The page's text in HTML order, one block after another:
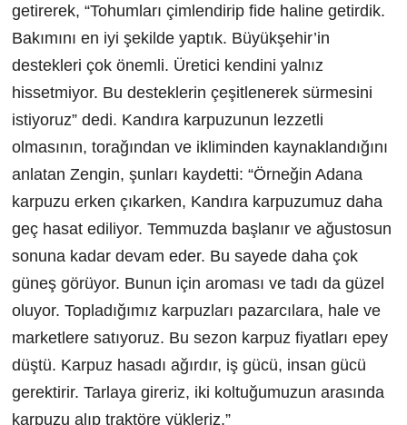
getirerek, “Tohumları çimlendirip fide haline getirdik.
Bakımını en iyi şekilde yaptık. Büyükşehir’in
destekleri çok önemli. Üretici kendini yalnız
hissetmiyor. Bu desteklerin çeşitlenerek sürmesini
istiyoruz” dedi. Kandıra karpuzunun lezzetli
olmasının, torağından ve ikliminden kaynaklandığını
anlatan Zengin, şunları kaydetti: “Örneğin Adana
karpuzu erken çıkarken, Kandıra karpuzumuz daha
geç hasat ediliyor. Temmuzda başlanır ve ağustosun
sonuna kadar devam eder. Bu sayede daha çok
güneş görüyor. Bunun için aroması ve tadı da güzel
oluyor. Topladığımız karpuzları pazarcılara, hale ve
marketlere satıyoruz. Bu sezon karpuz fiyatları epey
düştü. Karpuz hasadı ağırdır, iş gücü, insan gücü
gerektirir. Tarlaya gireriz, iki koltuğumuzun arasında
karpuzu alıp traktöre yükleriz.”